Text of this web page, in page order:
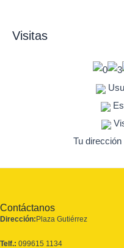
Visitas
Tu dirección
Contáctanos
Dirección: Plaza Gutiérrez
Telf.: 099615 1134